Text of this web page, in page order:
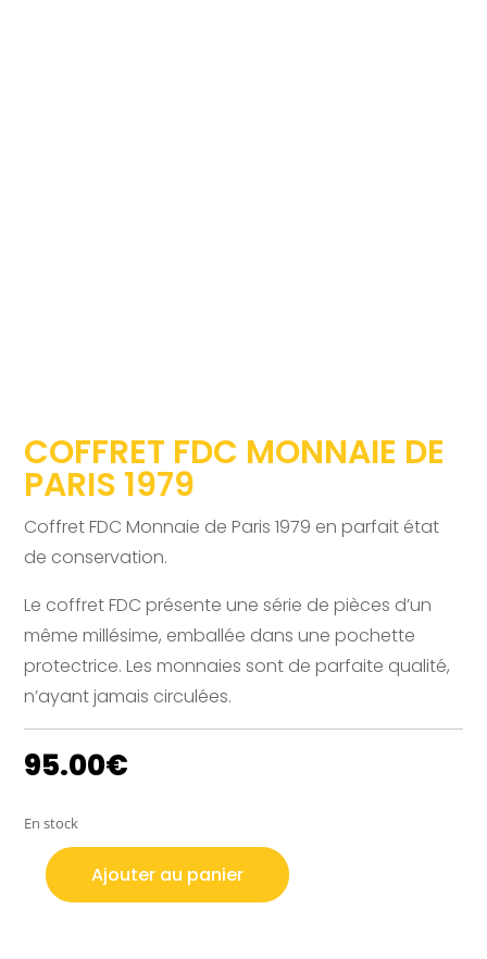
COFFRET FDC MONNAIE DE
PARIS 1979
Coffret FDC Monnaie de Paris 1979 en parfait état
de conservation.
Le coffret FDC présente une série de pièces d’un
même millésime, emballée dans une pochette
protectrice. Les monnaies sont de parfaite qualité,
n’ayant jamais circulées.
95.00€
En stock
quantité Ajouter au panier